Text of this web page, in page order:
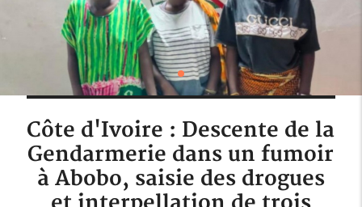
Côte d'Ivoire : Descente de la
Gendarmerie dans un fumoir
à Abobo, saisie des drogues